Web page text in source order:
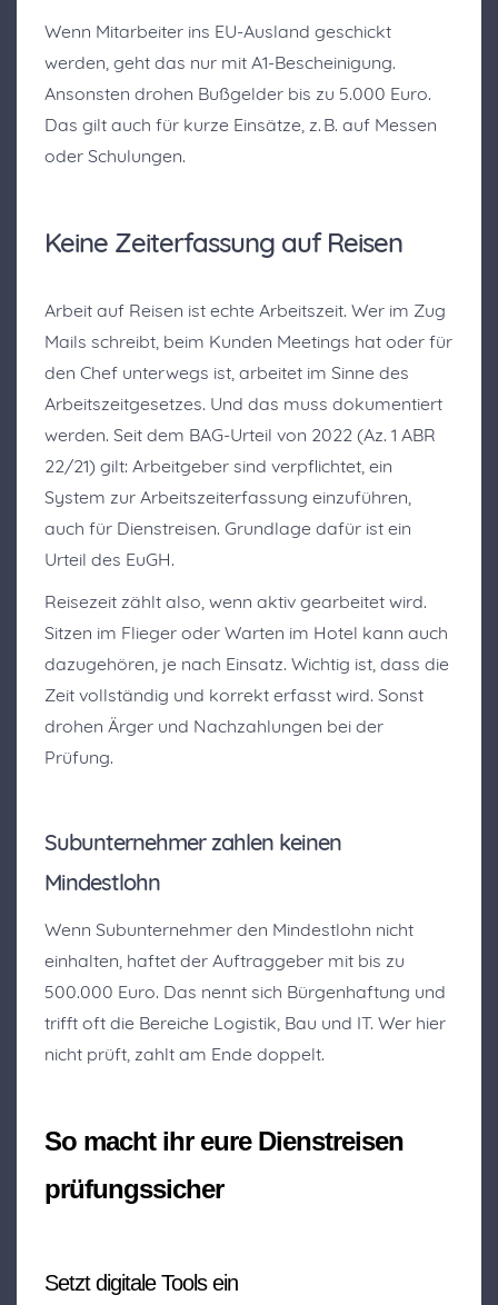
Wenn Mitarbeiter ins EU-Ausland geschickt
werden, geht das nur mit A1-Bescheinigung.
Ansonsten drohen Bußgelder bis zu 5.000 Euro.
Das gilt auch für kurze Einsätze, z. B. auf Messen
oder Schulungen.
Keine Zeiterfassung auf Reisen
Arbeit auf Reisen ist echte Arbeitszeit. Wer im Zug
Mails schreibt, beim Kunden Meetings hat oder für
den Chef unterwegs ist, arbeitet im Sinne des
Arbeitszeitgesetzes. Und das muss dokumentiert
werden. Seit dem BAG-Urteil von 2022 (Az. 1 ABR
22/21) gilt: Arbeitgeber sind verpflichtet, ein
System zur Arbeitszeiterfassung einzuführen,
auch für Dienstreisen. Grundlage dafür ist ein
Urteil des EuGH.
Reisezeit zählt also, wenn aktiv gearbeitet wird.
Sitzen im Flieger oder Warten im Hotel kann auch
dazugehören, je nach Einsatz. Wichtig ist, dass die
Zeit vollständig und korrekt erfasst wird. Sonst
drohen Ärger und Nachzahlungen bei der
Prüfung.
Subunternehmer zahlen keinen
Mindestlohn
Wenn Subunternehmer den Mindestlohn nicht
einhalten, haftet der Auftraggeber mit bis zu
500.000 Euro. Das nennt sich Bürgenhaftung und
trifft oft die Bereiche Logistik, Bau und IT. Wer hier
nicht prüft, zahlt am Ende doppelt.
So macht ihr eure Dienstreisen
prüfungssicher
Setzt digitale Tools ein